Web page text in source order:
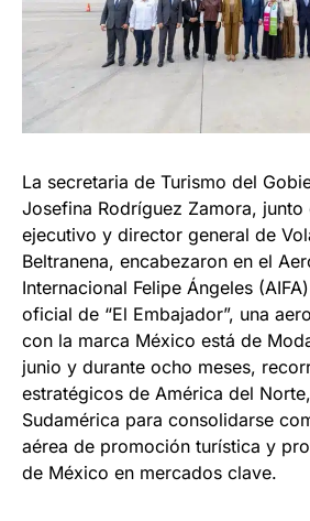
La secretaria de Turismo del
Josefina Rodríguez Zamora,
ejecutivo y director general de
Beltranena, encabezaron en el
Internacional Felipe Ángeles
oficial de “El Embajador”, una
con la marca México está de
junio y durante ocho meses,
estratégicos de América del
Sudamérica para consolidarse
aérea de promoción turística y
de México en mercados clave.